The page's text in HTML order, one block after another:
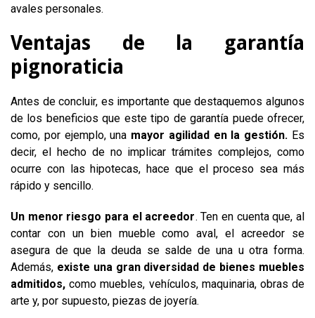
avales personales.
Ventajas de la garantía
pignoraticia
Antes de concluir, es importante que destaquemos algunos
de los beneficios que este tipo de garantía puede ofrecer,
como, por ejemplo, una mayor agilidad en la gestión. Es
decir, el hecho de no implicar trámites complejos, como
ocurre con las hipotecas, hace que el proceso sea más
rápido y sencillo.
Un menor riesgo para el acreedor. Ten en cuenta que, al
contar con un bien mueble como aval, el acreedor se
asegura de que la deuda se salde de una u otra forma.
Además, existe una gran diversidad de bienes muebles
admitidos,como muebles, vehículos, maquinaria, obras de
arte y, por supuesto, piezas de joyería.